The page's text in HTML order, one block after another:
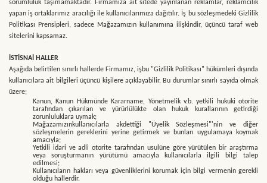
sorumluluk taşımamaktadır. Firmamıza ait sitedeyayınlanan reklamlar, reklamcılık
yapan iş ortaklarımız aracılığı ile kullanıcılarımıza dağıtılır. İş bu sözleşmedeki Gizlilik
Politikası Prensipleri, sadece Mağazamızın kullanımına ilişkindir, üçüncü taraf web
sitelerini kapsamaz.
İSTİSNAİ HALLER
Aşağıda belirtilen sınırlı hallerde Firmamız, işbu "Gizlilik Politikası" hükümleri dışında
kullanıcılara ait bilgileri üçüncü kişilere açıklayabilir. Bu durumlar sınırlı sayıda olmak
üzere;
Kanun, Kanun Hükmünde Kararname, Yönetmelik v.b. yetkili hukuki otorite
tarafından çıkarılan ve yürürlülükte olan hukuk kurallarının getirdiği
zorunluluklara uymak;
Mağazamızınkullanıcılarla akdettiği "Üyelik Sözleşmesi"'nin ve diğer
sözleşmelerin gereklerini yerine getirmek ve bunları uygulamaya koymak
amacıyla;
Yetkili idari ve adli otorite tarafından usulüne göre yürütülen bir araştırma
veya soruşturmanın yürütümü amacıyla kullanıcılarla ilgili bilgi talep
edilmesi;
Kullanıcıların hakları veya güvenliklerini korumak için bilgi vermenin gerekli
olduğu hallerdir.